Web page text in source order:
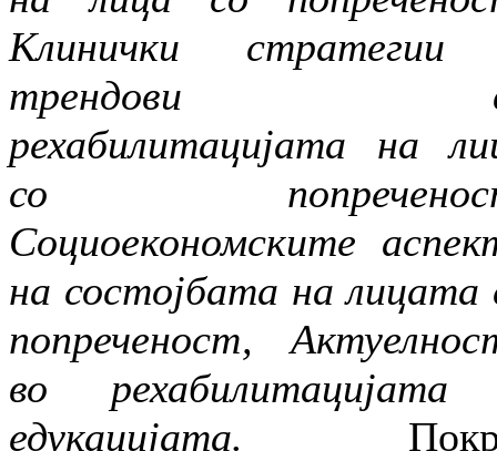
Клинички
трендови
рехабилитацијата на
со
Социоекономските
на состојбата на лицата
попреченост,
во
едукацијата.